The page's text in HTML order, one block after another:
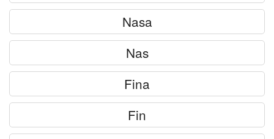
Conecteaza-te
Nasa
Nas
Fina
Fin